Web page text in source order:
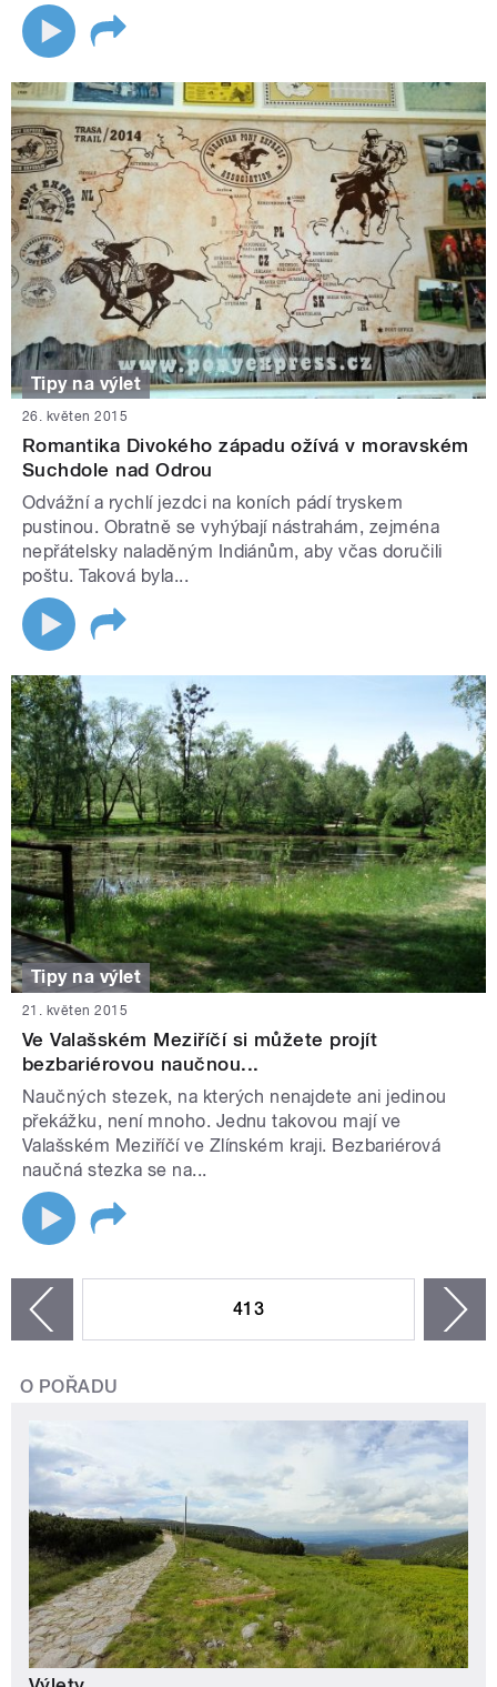
Tipy na výlet
26. květen 2015
Romantika Divokého západu ožívá v moravském
Suchdole nad Odrou
Odvážní a rychlí jezdci na koních pádí tryskem
pustinou. Obratně se vyhýbají nástrahám, zejména
nepřátelsky naladěným Indiánům, aby včas doručili
poštu. Taková byla...
Tipy na výlet
21. květen 2015
Ve Valašském Meziříčí si můžete projít
bezbariérovou naučnou...
Naučných stezek, na kterých nenajdete ani jedinou
překážku, není mnoho. Jednu takovou mají ve
Valašském Meziříčí ve Zlínském kraji. Bezbariérová
naučná stezka se na...
413
O POŘADU